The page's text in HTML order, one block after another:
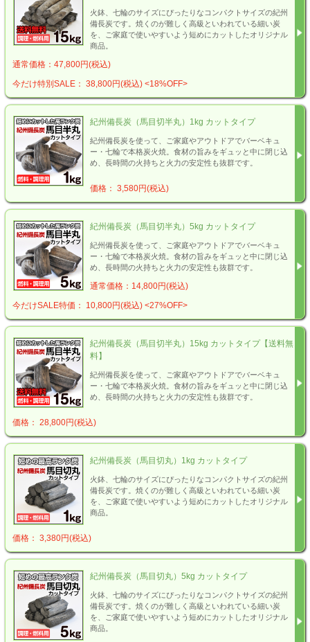
火鉢、七輪のサイズにぴったりなコンパクトサイズの紀州
備長炭です。焼くのが難しく高級といわれている細い炭
を、ご家庭で使いやすいよう短めにカットしたオリジナル
商品。
通常価格：47,800円(税込)
今だけ特別SALE： 38,800円(税込) <18%OFF>
紀州備長炭（馬目切半丸）1kg カットタイプ
紀州備長炭を使って、ご家庭やアウトドアでバーベキュ
ー・七輪で本格炭火焼。食材の旨みをギュッと中に閉じ込
め、長時間の火持ちと火力の安定性も抜群です。
価格： 3,580円(税込)
紀州備長炭（馬目切半丸）5kg カットタイプ
紀州備長炭を使って、ご家庭やアウトドアでバーベキュ
ー・七輪で本格炭火焼。食材の旨みをギュッと中に閉じ込
め、長時間の火持ちと火力の安定性も抜群です。
通常価格：14,800円(税込)
今だけSALE特価： 10,800円(税込) <27%OFF>
紀州備長炭（馬目切半丸）15kg カットタイプ【送料無
料】
紀州備長炭を使って、ご家庭やアウトドアでバーベキュ
ー・七輪で本格炭火焼。食材の旨みをギュッと中に閉じ込
め、長時間の火持ちと火力の安定性も抜群です。
価格： 28,800円(税込)
紀州備長炭（馬目切丸）1kg カットタイプ
火鉢、七輪のサイズにぴったりなコンパクトサイズの紀州
備長炭です。焼くのが難しく高級といわれている細い炭
を、ご家庭で使いやすいよう短めにカットしたオリジナル
商品。
価格： 3,380円(税込)
紀州備長炭（馬目切丸）5kg カットタイプ
火鉢、七輪のサイズにぴったりなコンパクトサイズの紀州
備長炭です。焼くのが難しく高級といわれている細い炭
を、ご家庭で使いやすいよう短めにカットしたオリジナル
商品。